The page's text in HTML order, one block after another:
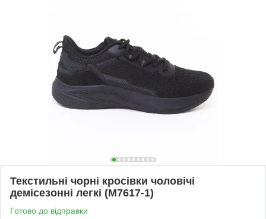
Текстильні чорні кросівки чоловічі
демісезонні легкі (M7617-1)
Готово до відправки